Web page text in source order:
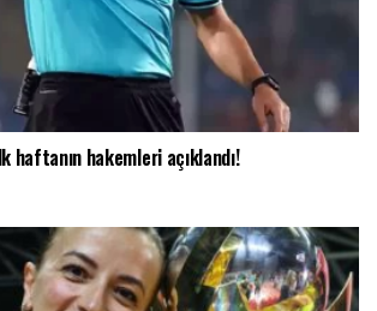
haftanın hakemleri açıklandı!